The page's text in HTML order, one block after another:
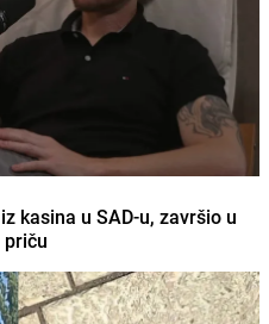
kasina u SAD-u, završio u